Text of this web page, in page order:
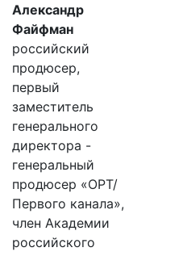
Александр
Файфман
российский
продюсер,
первый
заместитель
генерального
директора -
генеральный
продюсер «ОРТ/
Первого канала»,
член Академии
российского